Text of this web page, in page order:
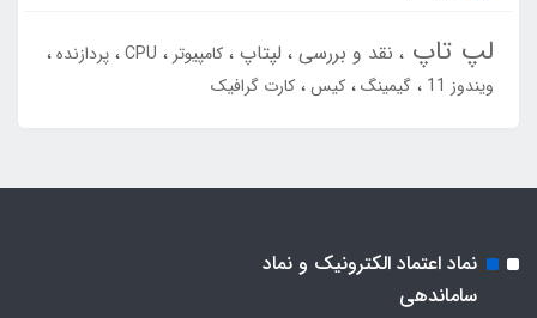
لپ تاپ نقد و بررسی لپتاپ کامپیوتر CPU پردازنده
ویندوز 11
گیمینگ کیس کارت گرافیک
نماد اعتماد الکترونیک و نماد
ساماندهی